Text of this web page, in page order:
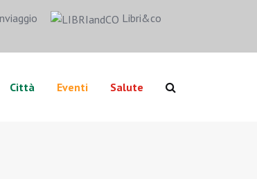
Libri&co
Città Eventi Salute